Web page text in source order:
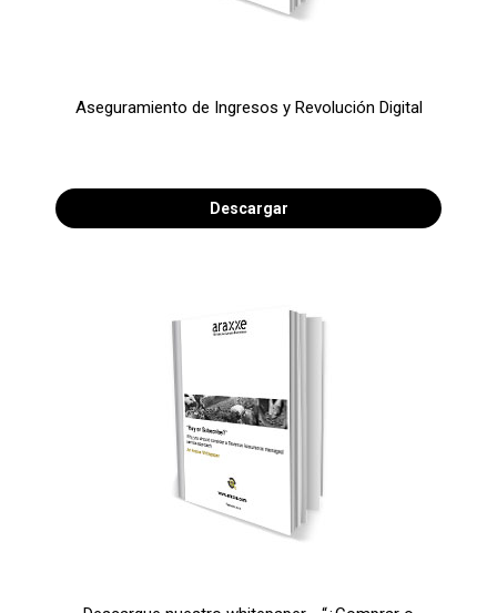
Aseguramiento de Ingresos y Revolución Digital
Descargar